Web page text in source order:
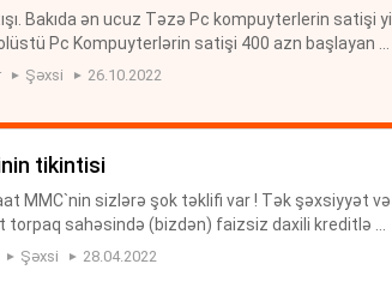
Bakıda ən ucuz Təzə Pc kompuyterlerin satişi yi
Pc Kompuyterlərin satişi 400 azn başlayan qi
imkani vardi nəgdi 10000 azn qədər pc kom
Şəxsi 26.10.2022
tikintisi
MMC`nin sizlərə şok təklifi var ! Tək şəxsiyyət və
torpaq sahəsində (bizdən) faizsiz daxili kreditlə m
evlərin təmirsiz və təmirli...
Şəxsi 28.04.2022